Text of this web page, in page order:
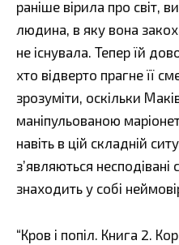
раніше вірила про світ,
людина, в яку вона
не існувала. Тепер їй
хто відверто прагне її
зрозуміти, оскільки
маніпульованою
навіть в цій складній
з’являються несподівані
знаходить у собі
“Кров і попіл. Книга 2.